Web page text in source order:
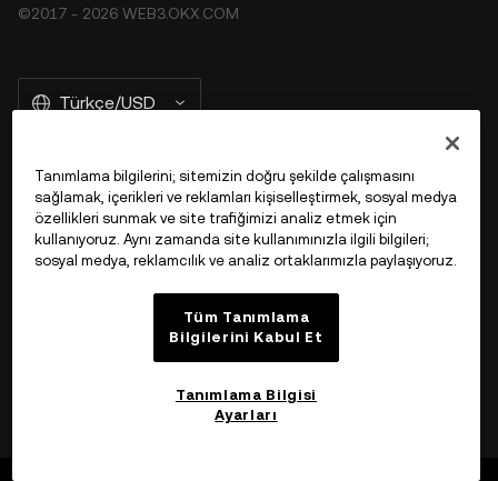
©2017 - 2026 WEB3.OKX.COM
Türkçe/USD
OKX Web3 Hakkında Daha Fazla Bilgi
Ürün
Tanımlama bilgilerini; sitemizin doğru şekilde çalışmasını
sağlamak, içerikleri ve reklamları kişiselleştirmek, sosyal medya
özellikleri sunmak ve site trafiğimizi analiz etmek için
kullanıyoruz. Aynı zamanda site kullanımınızla ilgili bilgileri;
sosyal medya, reklamcılık ve analiz ortaklarımızla paylaşıyoruz.
Tüm Tanımlama
Bilgilerini Kabul Et
Tanımlama Bilgisi
Ayarları